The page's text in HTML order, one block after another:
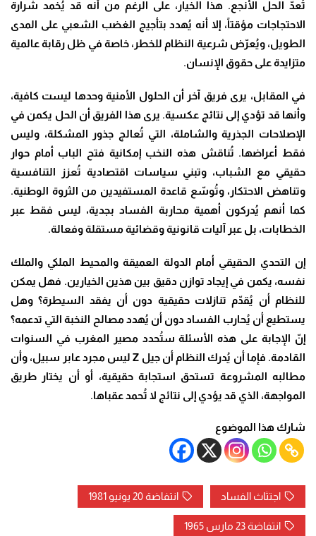
تُعدّ الحل الأنجع. هذا الخيار، على الرغم من أنه قد يُخمد شرارة
الاحتجاجات مؤقتاً، إلا أنه يُهدد بتأجيج الغضب الشعبي على المدى
الطويل، ويُعرّض شرعية النظام للخطر، خاصة في ظل رقابة عالمية
متزايدة على حقوق الإنسان.
في المقابل، يرى فريق آخر أن الحلول الأمنية وحدها ليست كافية،
وأنها قد تؤدي إلى نتائج عكسية. يرى هذا الفريق أن الحل يكمن في
الإصلاحات الجذرية والشاملة، التي تُعالج جذور المشكلة، وليس
فقط أعراضها. تُناقش هذه النخب إمكانية فتح الباب أمام حوار
حقيقي مع الشباب، وتبني سياسات اقتصادية تُعزز التنافسية
وتناهض الاحتكار، وتُوسّع قاعدة المستفيدين من الثروة الوطنية.
كما أنهم يُدركون أهمية محاربة الفساد بجدية، ليس فقط عبر
الخطابات، بل عبر آليات قانونية وقضائية مستقلة وفعالة.
إن التحدي الحقيقي أمام الدولة العميقة والمحيط الملكي والملك
نفسه، يكمن في إيجاد توازن دقيق بين هذين الخيارين. فهل يمكن
للنظام أن يُقدّم تنازلات حقيقية دون أن يفقد السيطرة؟ وهل
يستطيع أن يُحارب الفساد دون أن يُهدد مصالح النخبة التي تدعمه؟
إنّ الإجابة على هذه الأسئلة ستُحدد مصير المغرب في السنوات
القادمة. فإما أن يُدرك النظام أن جيل
ليس مجرد عابر سبيل، وأن
مطالبه المشروعة تستحق استجابة حقيقية، أو أن يختار طريق
المواجهة، الذي قد يؤدي إلى نتائج لا تُحمد عقباها.
شارك هذا الموضوع
اجتثاث الفساد انتفاضة 20 يونيو 1981
انتفاضة 23 مارس 1965